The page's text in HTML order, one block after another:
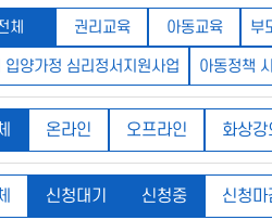
체 권리교육 아동교육 부
입양가정 심리정서지원사업 아동정책
온라인 오프라인 화상강
신청대기 신청중 신청마